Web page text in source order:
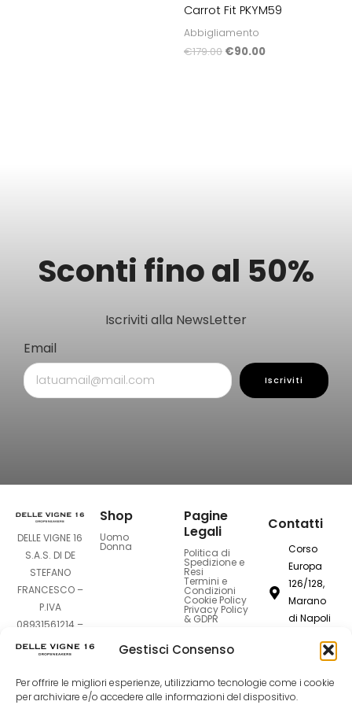
Gestisci Consenso
Per offrire le migliori esperienze, utilizziamo tecnologie come i cookie
per archiviare e/o accedere alle informazioni del dispositivo.
Carrot Fit PKYM59
Abbigliamento
€179.00 €90.00
Sconti fino al 50%
Iscriviti alla NewsLetter
Email
Iscriviti
DELLE VIGNE 16
S.A.S. DI DE
STEFANO
FRANCESCO –
P.IVA
08931561214 –
Sede Legale:
Corso Europa
126-128 –
80016 Marano
Shop
Uomo
Donna
Pagine
Legali
Politica di
Spedizione e
Resi
Termini e
Condizioni
Cookie Policy
Privacy Policy
& GDPR
Contatti
Corso
Europa
126/128,
Marano
di Napoli
081